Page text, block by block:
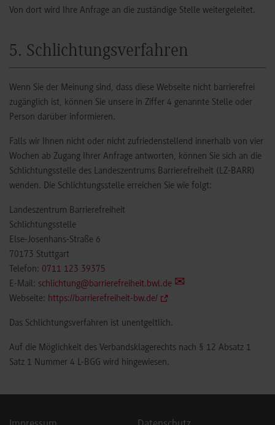
Von dort wird Ihre Anfrage an die zuständige Stelle weitergeleitet.
5. Schlichtungsverfahren
Wenn Sie der Meinung sind, dass diese Webseite nicht barrierefrei
zugänglich ist, können Sie unsere in Ziffer 4 genannte Stelle oder
Person darüber informieren.
Falls wir Ihnen nicht oder nicht zufriedenstellend innerhalb von vier
Wochen ab Zugang Ihrer Anfrage antworten, können Sie sich an die
Schlichtungsstelle des Landeszentrums Barrierefreiheit (LZ-BARR)
wenden. Die Schlichtungsstelle erreichen Sie wie folgt:
Landeszentrum Barrierefreiheit
Schlichtungsstelle
Else-Josenhans-Straße 6
70173 Stuttgart
Telefon: 0711 123 39375
E-Mail: schlichtung@barrierefreiheit.bwl.de
Webseite: https://barrierefreiheit-bw.de/
Das Schlichtungsverfahren ist unentgeltlich.
Auf die Möglichkeit des Verbandsklagerechts nach § 12 Absatz 1
Satz 1 Nummer 4 L-BGG wird hingewiesen.